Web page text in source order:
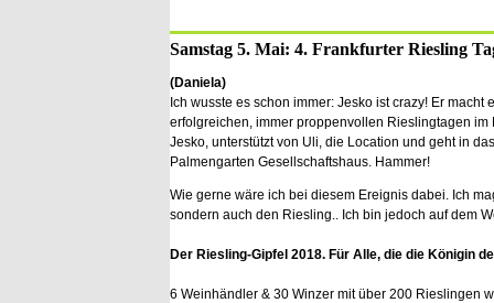
Samstag 5. Mai: 4. Frankfurter Riesling
(Daniela)
Ich wusste es schon immer: Jesko ist crazy! Er macht
erfolgreichen, immer proppenvollen Rieslingtagen im
Jesko, unterstützt von Uli, die Location und geht in
Palmengarten Gesellschaftshaus. Hammer!
Wie gerne wäre ich bei diesem Ereignis dabei. Ich
sondern auch den Riesling.. Ich bin jedoch auf dem
Der Riesling-Gipfel 2018. Für Alle, die die Königin
6 Weinhändler & 30 Winzer mit über 200 Rieslingen